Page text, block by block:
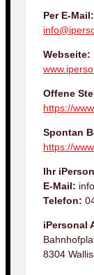
Per E-Mail:
Webseite:
Offene
https://
Spontan
https://
Ihr
E-Mail:
Telefon:
iPersonal
8304